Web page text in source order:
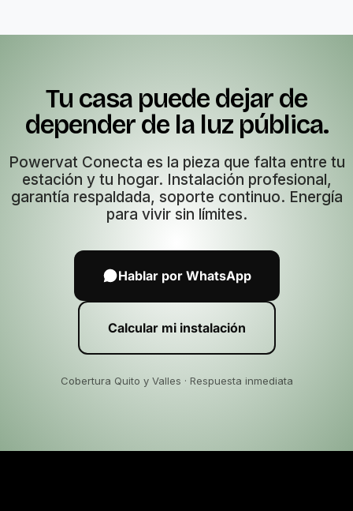
Tu casa puede dejar de
depender de la luz pública.
Powervat Conecta es la pieza que falta entre tu
estación y tu hogar. Instalación profesional,
garantía respaldada, soporte continuo. Energía
para vivir sin límites.
Hablar por WhatsApp
Calcular mi instalación
Cobertura Quito y Valles · Respuesta inmediata